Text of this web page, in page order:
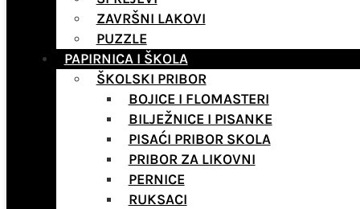
ZAVRŠNI LAKOVI
PUZZLE
PAPIRNICA I ŠKOLA
ŠKOLSKI PRIBOR
BOJICE I FLOMASTERI
BILJEŽNICE I PISANKE
PISAĆI PRIBOR SKOLA
PRIBOR ZA LIKOVNI
PERNICE
RUKSACI